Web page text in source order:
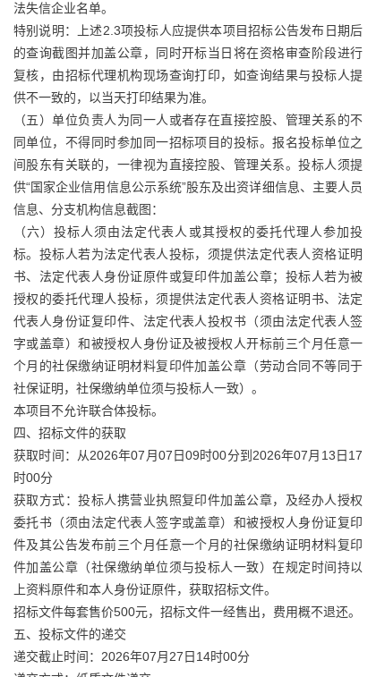
法失信企业名单。
特别说明：上述2.3项投标人应提供本项目招标公告发布日期后
的查询截图并加盖公章，同时开标当日将在资格审查阶段进行
复核，由招标代理机构现场查询打印，如查询结果与投标人提
供不一致的，以当天打印结果为准。
（五）单位负责人为同一人或者存在直接控股、管理关系的不
同单位，不得同时参加同一招标项目的投标。报名投标单位之
间股东有关联的，一律视为直接控股、管理关系。投标人须提
供“国家企业信用信息公示系统”股东及出资详细信息、主要人员
信息、分支机构信息截图：
（六）投标人须由法定代表人或其授权的委托代理人参加投
标。投标人若为法定代表人投标，须提供法定代表人资格证明
书、法定代表人身份证原件或复印件加盖公章；投标人若为被
授权的委托代理人投标，须提供法定代表人资格证明书、法定
代表人身份证复印件、法定代表人投权书（须由法定代表人签
字或盖章）和被授权人身份证及被授权人开标前三个月任意一
个月的社保缴纳证明材料复印件加盖公章（劳动合同不等同于
社保证明，社保缴纳单位须与投标人一致）。
本项目不允许联合体投标。
四、招标文件的获取
获取时间：从2026年07月07日09时00分到2026年07月13日17
时00分
获取方式：投标人携营业执照复印件加盖公章，及经办人授权
委托书（须由法定代表人签字或盖章）和被授权人身份证复印
件及其公告发布前三个月任意一个月的社保缴纳证明材料复印
件加盖公章（社保缴纳单位须与投标人一致）在规定时间持以
上资料原件和本人身份证原件，获取招标文件。
招标文件每套售价500元，招标文件一经售出，费用概不退还。
五、投标文件的递交
递交截止时间：2026年07月27日14时00分